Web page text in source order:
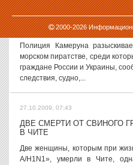
2000-2026
27.10.2009, 09:15
В АФРИКЕ ПОЯВИЛИСЬ
Полиция Камеруна
морском пиратстве, среди
граждане России и Украины,
следствия, судно,...
27.10.2009, 07:43
ДВЕ СМЕРТИ ОТ СВИНОГО
В ЧИТЕ
Две женщины, которым при
А/H1N1», умерли в Чите,